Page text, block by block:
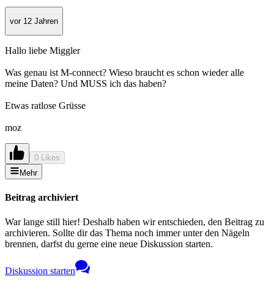
vor 12 Jahren
Hallo liebe Miggler
Was genau ist M-connect? Wieso braucht es schon wieder alle
meine Daten? Und MUSS ich das haben?
Etwas ratlose Grüsse
moz
0 Likes
Mehr
Beitrag archiviert
War lange still hier! Deshalb haben wir entschieden, den Beitrag zu
archivieren. Sollte dir das Thema noch immer unter den Nägeln
brennen, darfst du gerne eine neue Diskussion starten.
Diskussion starten